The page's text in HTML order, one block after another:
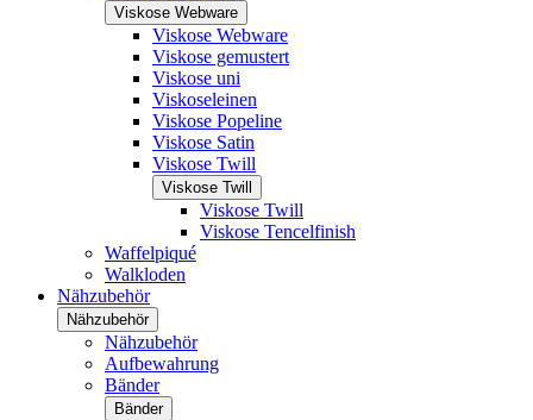
Viskose Webware
Viskose Webware
Viskose gemustert
Viskose uni
Viskoseleinen
Viskose Popeline
Viskose Satin
Viskose Twill
Viskose Twill
Viskose Twill
Viskose Tencelfinish
Waffelpiqué
Walkloden
Nähzubehör
Nähzubehör
Nähzubehör
Aufbewahrung
Bänder
Bänder